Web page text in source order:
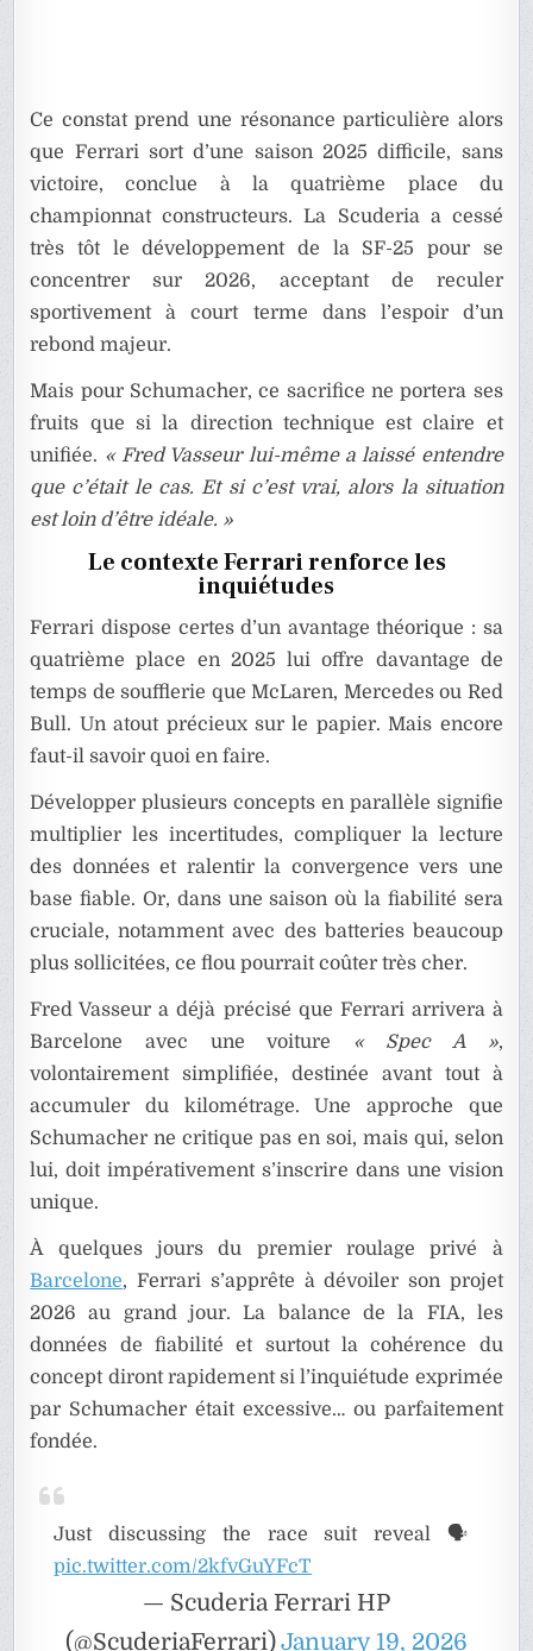
Ce constat prend une résonance particulière alors
que Ferrari sort d’une saison 2025 difficile, sans
victoire, conclue à la quatrième place du
championnat constructeurs. La Scuderia a cessé
très tôt le développement de la SF-25 pour se
concentrer sur 2026, acceptant de reculer
sportivement à court terme dans l’espoir d’un
rebond majeur.
Mais pour Schumacher, ce sacrifice ne portera ses
fruits que si la direction technique est claire et
unifiée. « Fred Vasseur lui-même a laissé entendre
que c’était le cas. Et si c’est vrai, alors la situation
est loin d’être idéale. »
Le contexte Ferrari renforce les
inquiétudes
Ferrari dispose certes d’un avantage théorique : sa
quatrième place en 2025 lui offre davantage de
temps de soufflerie que McLaren, Mercedes ou Red
Bull. Un atout précieux sur le papier. Mais encore
faut-il savoir quoi en faire.
Développer plusieurs concepts en parallèle signifie
multiplier les incertitudes, compliquer la lecture
des données et ralentir la convergence vers une
base fiable. Or, dans une saison où la fiabilité sera
cruciale, notamment avec des batteries beaucoup
plus sollicitées, ce flou pourrait coûter très cher.
Fred Vasseur a déjà précisé que Ferrari arrivera à
Barcelone avec une voiture « Spec A »,
volontairement simplifiée, destinée avant tout à
accumuler du kilométrage. Une approche que
Schumacher ne critique pas en soi, mais qui, selon
lui, doit impérativement s’inscrire dans une vision
unique.
À quelques jours du premier roulage privé à
Barcelone, Ferrari s’apprête à dévoiler son projet
2026 au grand jour. La balance de la FIA, les
données de fiabilité et surtout la cohérence du
concept diront rapidement si l’inquiétude exprimée
par Schumacher était excessive… ou parfaitement
fondée.
Just discussing the race suit reveal 🗣️
pic.twitter.com/2kfvGuYFcT
— Scuderia Ferrari HP
(@ScuderiaFerrari)January 19, 2026